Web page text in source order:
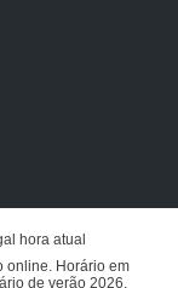
hora atual
online. Horário em
de verão 2026.